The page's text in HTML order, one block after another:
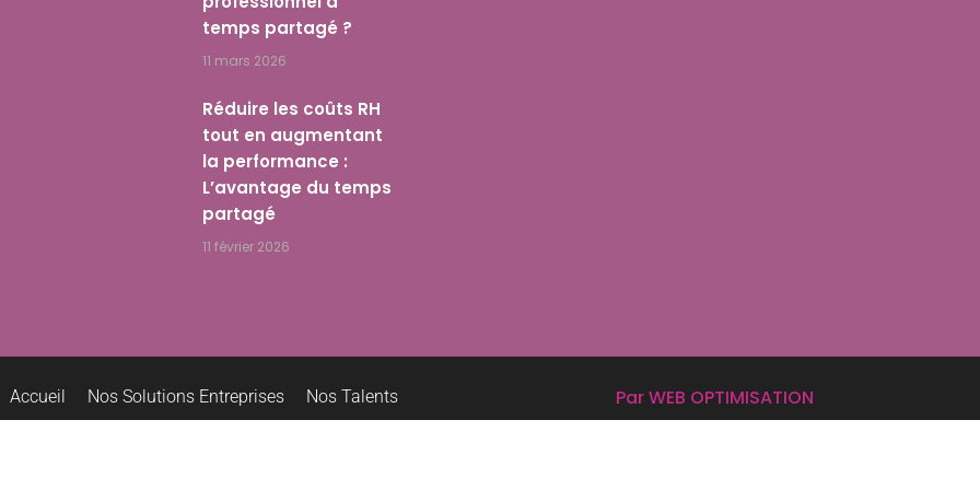
temps partagé ?
11 mars 2026
Réduire les coûts RH
tout en augmentant
la performance :
L’avantage du temps
partagé
11 février 2026
Accueil Nos Solutions Entreprises Nos Talents Par WEB OPTIMISATION